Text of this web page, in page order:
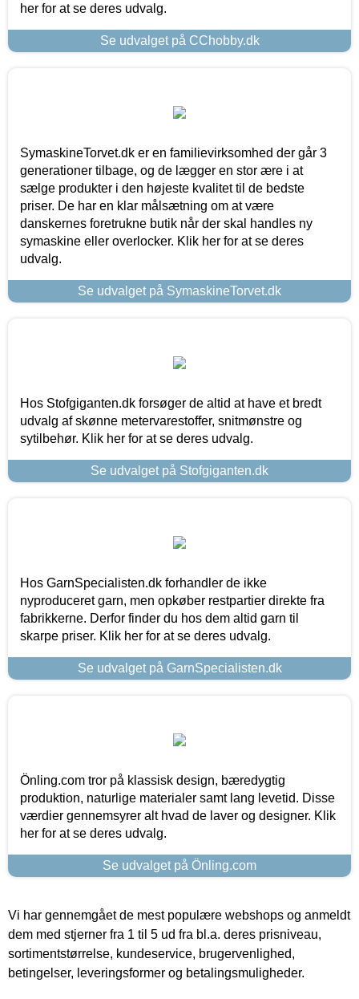
her for at se deres udvalg.
Se udvalget på CChobby.dk
SymaskineTorvet.dk er en familievirksomhed der går 3
generationer tilbage, og de lægger en stor ære i at
sælge produkter i den højeste kvalitet til de bedste
priser. De har en klar målsætning om at være
danskernes foretrukne butik når der skal handles ny
symaskine eller overlocker. Klik her for at se deres
udvalg.
Se udvalget på SymaskineTorvet.dk
Hos Stofgiganten.dk forsøger de altid at have et bredt
udvalg af skønne metervarestoffer, snitmønstre og
sytilbehør. Klik her for at se deres udvalg.
Se udvalget på Stofgiganten.dk
Hos GarnSpecialisten.dk forhandler de ikke
nyproduceret garn, men opkøber restpartier direkte fra
fabrikkerne. Derfor finder du hos dem altid garn til
skarpe priser. Klik her for at se deres udvalg.
Se udvalget på GarnSpecialisten.dk
Önling.com tror på klassisk design, bæredygtig
produktion, naturlige materialer samt lang levetid. Disse
værdier gennemsyrer alt hvad de laver og designer. Klik
her for at se deres udvalg.
Se udvalget på Önling.com
Vi har gennemgået de mest populære webshops og anmeldt
dem med stjerner fra 1 til 5 ud fra bl.a. deres prisniveau,
sortimentstørrelse, kundeservice, brugervenlighed,
betingelser, leveringsformer og betalingsmuligheder.